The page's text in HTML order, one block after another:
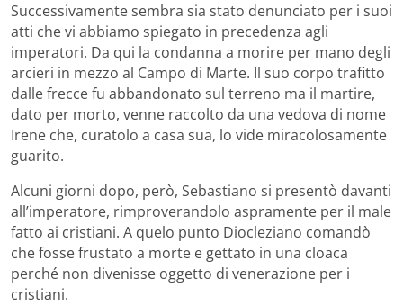
Successivamente sembra sia stato denunciato per i suoi
atti che vi abbiamo spiegato in precedenza agli
imperatori. Da qui la condanna a morire per mano degli
arcieri in mezzo al Campo di Marte. Il suo corpo trafitto
dalle frecce fu abbandonato sul terreno ma il martire,
dato per morto, venne raccolto da una vedova di nome
Irene che, curatolo a casa sua, lo vide miracolosamente
guarito.
Alcuni giorni dopo, però, Sebastiano si presentò davanti
all’imperatore, rimproverandolo aspramente per il male
fatto ai cristiani. A quelo punto Diocleziano comandò
che fosse frustato a morte e gettato in una cloaca
perché non divenisse oggetto di venerazione per i
cristiani.